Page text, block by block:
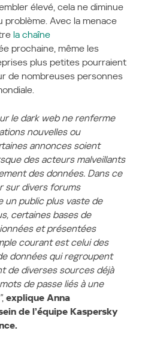
élevé, cela ne diminue
problème. Avec la menace
la chaîne
prochaine, même les
plus petites pourraient
de nombreuses personnes
le dark web ne renferme
nouvelles ou
annonces soient
des acteurs malveillants
des données. Dans ce
sur divers forums
un public plus vaste de
certaines bases de
et présentées
courant est celui des
données qui regroupent
de diverses sources déjà
de passe liés à une
, explique Anna
de l’équipe Kaspersky